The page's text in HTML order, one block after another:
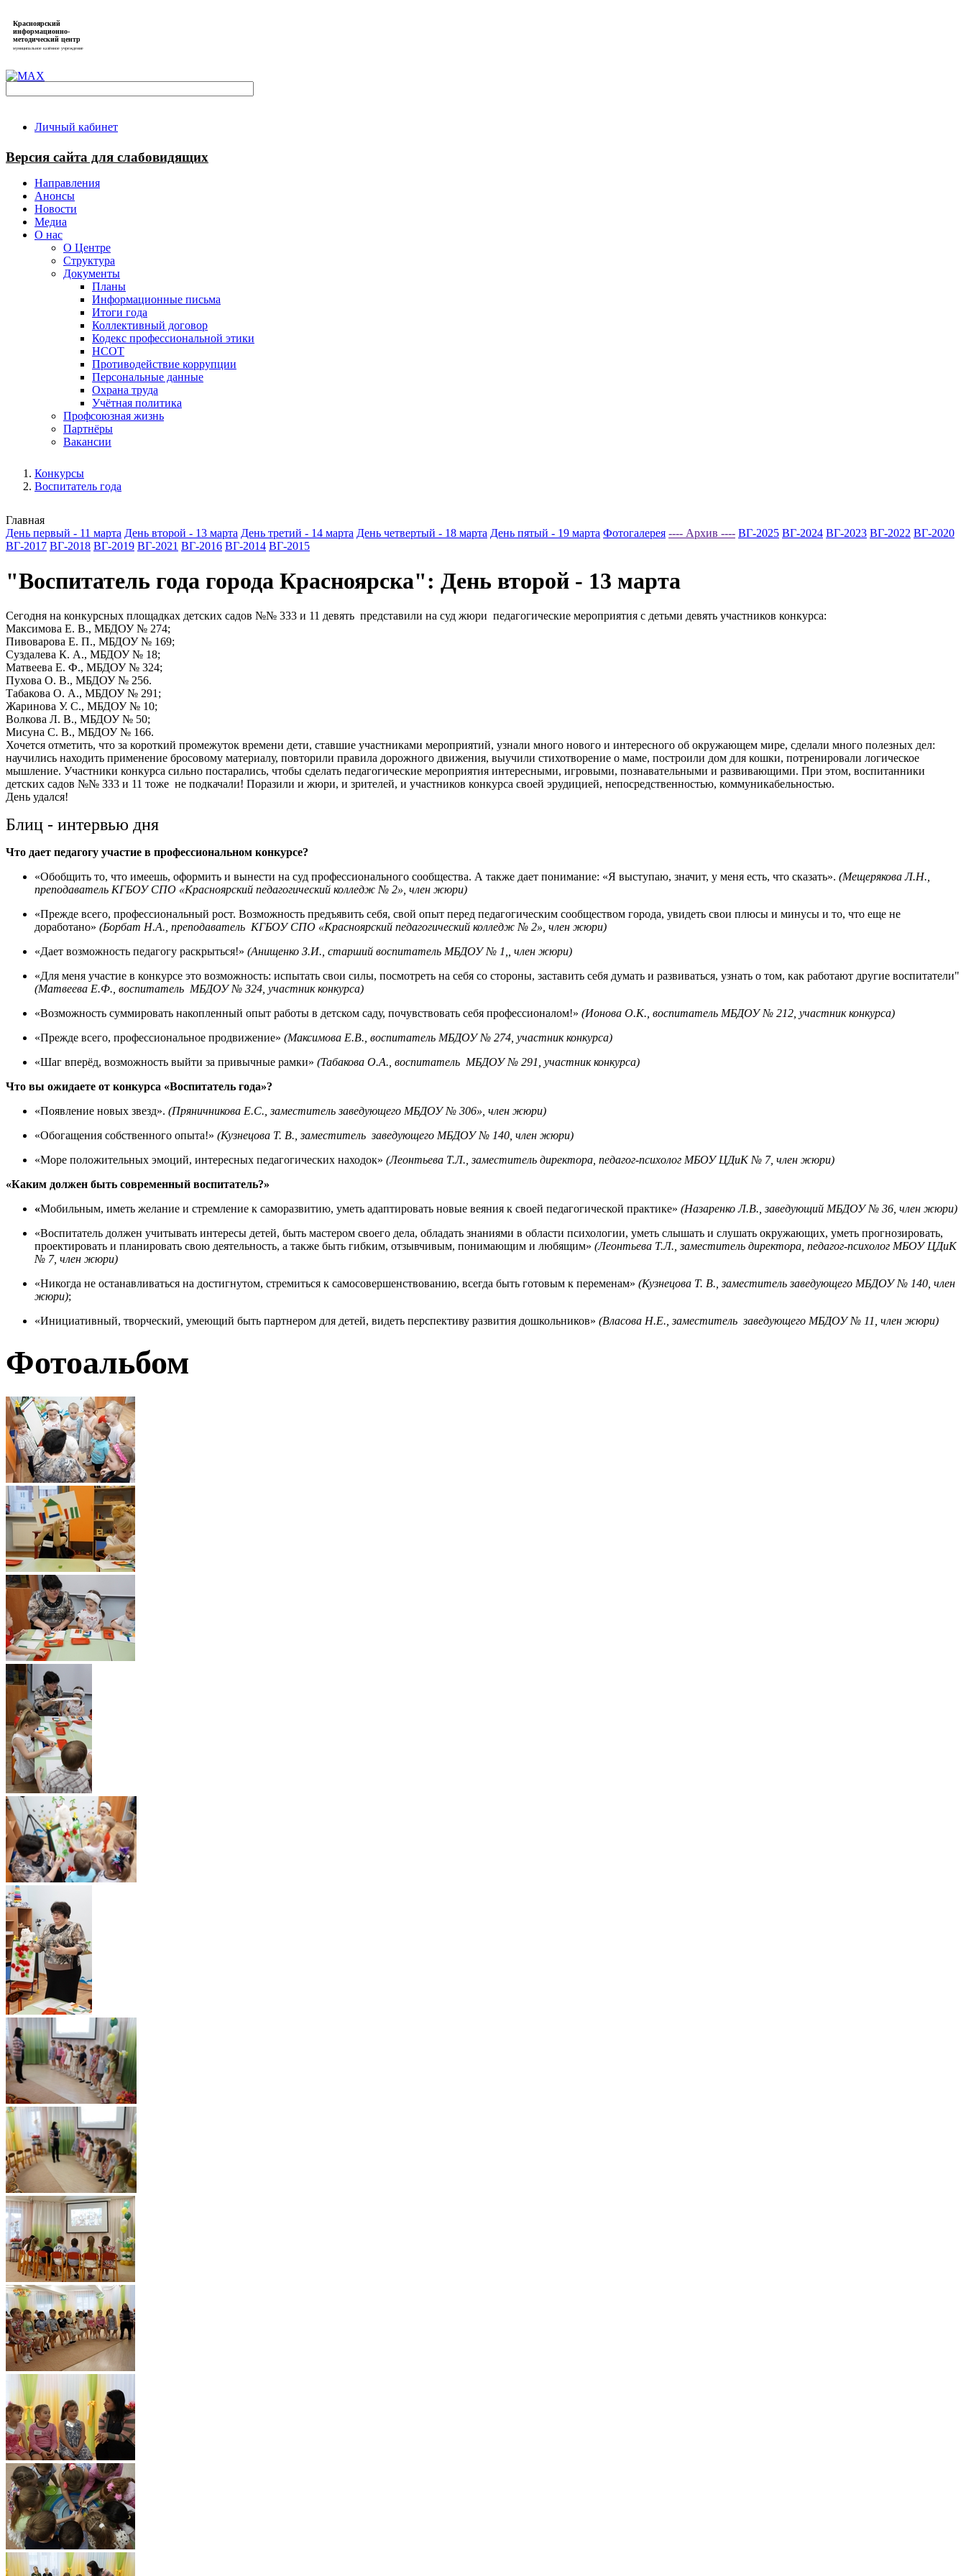
Красноярский
информационно-
методический центр
муниципальное казённое учреждение
Личный кабинет
Версия сайта для слабовидящих
Направления
Анонсы
Новости
Медиа
О нас
О Центре
Структура
Документы
Планы
Информационные письма
Итоги года
Коллективный договор
Кодекс профессиональной этики
НСОТ
Противодействие коррупции
Персональные данные
Охрана труда
Учётная политика
Профсоюзная жизнь
Партнёры
Вакансии
Конкурсы
Воспитатель года
Главная
День первый - 11 марта День второй - 13 марта День третий - 14 марта День четвертый - 18 марта День пятый - 19 марта Фотогалерея ---- Архив ---- ВГ-2025 ВГ-2024 ВГ-2023 ВГ-2022 ВГ-2020
ВГ-2017 ВГ-2018 ВГ-2019 ВГ-2021 ВГ-2016 ВГ-2014 ВГ-2015
"Воспитатель года города Красноярска": День второй - 13 марта
Сегодня на конкурсных площадках детских садов №№ 333 и 11 девять представили на суд жюри педагогические мероприятия с детьми девять участников конкурса:
Максимова Е. В., МБДОУ № 274;
Пивоварова Е. П., МБДОУ № 169;
Суздалева К. А., МБДОУ № 18;
Матвеева Е. Ф., МБДОУ № 324;
Пухова О. В., МБДОУ № 256.
Табакова О. А., МБДОУ № 291;
Жаринова У. С., МБДОУ № 10;
Волкова Л. В., МБДОУ № 50;
Мисуна С. В., МБДОУ № 166.
Хочется отметить, что за короткий промежуток времени дети, ставшие участниками мероприятий, узнали много нового и интересного об окружающем мире, сделали много полезных дел:
научились находить применение бросовому материалу, повторили правила дорожного движения, выучили стихотворение о маме, построили дом для кошки, потренировали логическое
мышление. Участники конкурса сильно постарались, чтобы сделать педагогические мероприятия интересными, игровыми, познавательными и развивающими. При этом, воспитанники
детских садов №№ 333 и 11 тоже не подкачали! Поразили и жюри, и зрителей, и участников конкурса своей эрудицией, непосредственностью, коммуникабельностью.
День удался!
Блиц - интервью дня
Что дает педагогу участие в профессиональном конкурсе?
«Обобщить то, что имеешь, оформить и вынести на суд профессионального сообщества. А также дает понимание: «Я выступаю, значит, у меня есть, что сказать». (Мещерякова Л.Н.,
преподаватель КГБОУ СПО «Красноярский педагогический колледж № 2», член жюри)
«Прежде всего, профессиональный рост. Возможность предъявить себя, свой опыт перед педагогическим сообществом города, увидеть свои плюсы и минусы и то, что еще не
доработано» (Борбат Н.А., преподаватель КГБОУ СПО «Красноярский педагогический колледж № 2», член жюри)
«Дает возможность педагогу раскрыться!» (Анищенко З.И., старший воспитатель МБДОУ № 1,, член жюри)
«Для меня участие в конкурсе это возможность: испытать свои силы, посмотреть на себя со стороны, заставить себя думать и развиваться, узнать о том, как работают другие воспитатели"
(Матвеева Е.Ф., воспитатель МБДОУ № 324, участник конкурса)
«Возможность суммировать накопленный опыт работы в детском саду, почувствовать себя профессионалом!» (Ионова О.К., воспитатель МБДОУ № 212, участник конкурса)
«Прежде всего, профессиональное продвижение» (Максимова Е.В., воспитатель МБДОУ № 274, участник конкурса)
«Шаг вперёд, возможность выйти за привычные рамки» (Табакова О.А., воспитатель МБДОУ № 291, участник конкурса)
Что вы ожидаете от конкурса «Воспитатель года»?
«Появление новых звезд». (Пряничникова Е.С., заместитель заведующего МБДОУ № 306», член жюри)
«Обогащения собственного опыта!» (Кузнецова Т. В., заместитель заведующего МБДОУ № 140, член жюри)
«Море положительных эмоций, интересных педагогических находок» (Леонтьева Т.Л., заместитель директора, педагог-психолог МБОУ ЦДиК № 7, член жюри)
«Каким должен быть современный воспитатель?»
«Мобильным, иметь желание и стремление к саморазвитию, уметь адаптировать новые веяния к своей педагогической практике» (Назаренко Л.В., заведующий МБДОУ № 36, член жюри)
«Воспитатель должен учитывать интересы детей, быть мастером своего дела, обладать знаниями в области психологии, уметь слышать и слушать окружающих, уметь прогнозировать,
проектировать и планировать свою деятельность, а также быть гибким, отзывчивым, понимающим и любящим» (Леонтьева Т.Л., заместитель директора, педагог-психолог МБОУ ЦДиК
№ 7, член жюри)
«Никогда не останавливаться на достигнутом, стремиться к самосовершенствованию, всегда быть готовым к переменам» (Кузнецова Т. В., заместитель заведующего МБДОУ № 140, член
жюри);
«Инициативный, творческий, умеющий быть партнером для детей, видеть перспективу развития дошкольников» (Власова Н.Е., заместитель заведующего МБДОУ № 11, член жюри)
Фотоальбом